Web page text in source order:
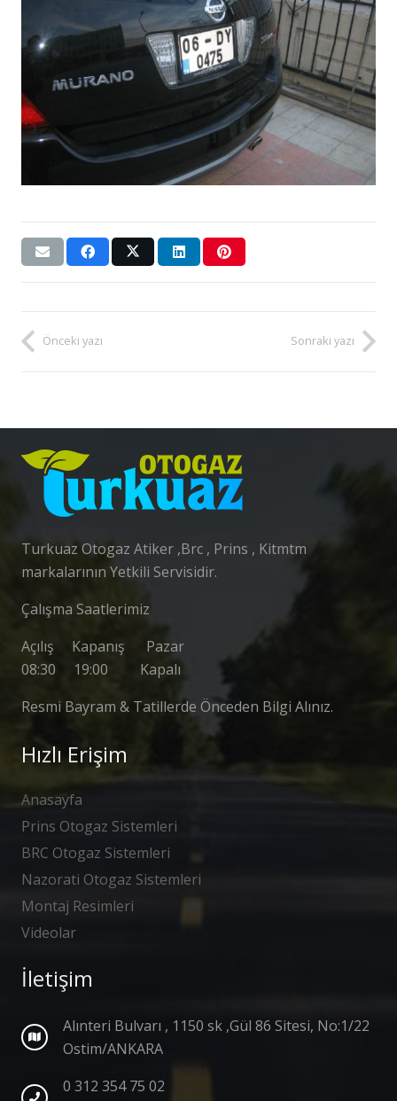
Önceki yazı Sonraki yazı
Turkuaz Otogaz Atiker ,Brc , Prins , Kitmtm
markalarının Yetkili Servisidir.
Çalışma Saatlerimiz
Açılış Kapanış Pazar
08:30 19:00 Kapalı
Resmi Bayram & Tatillerde Önceden Bilgi Alınız.
Hızlı Erişim
Anasayfa
Prins Otogaz Sistemleri
BRC Otogaz Sistemleri
Nazorati Otogaz Sistemleri
Montaj Resimleri
Videolar
İletişim
Alınteri Bulvarı , 1150 sk ,Gül 86 Sitesi, No:1/22
Ostim/ANKARA
0 312 354 75 02